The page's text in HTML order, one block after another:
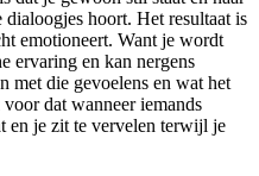
hoort. Het resultaat is
emotioneert. Want je wordt
ervaring en kan nergens
met die gevoelens en wat het
dat wanneer iemands
en je zit te vervelen terwijl je